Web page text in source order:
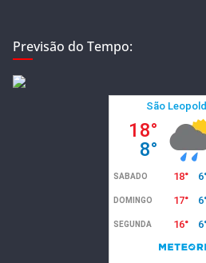
Previsão do Tempo: